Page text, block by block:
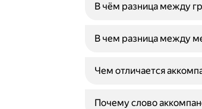
В чём разница между
В чем разница между
Чем отличается
Почему слово